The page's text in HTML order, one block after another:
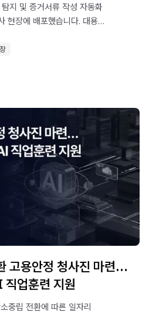
지 및 증거서류 작성 자동화
현장에 배포했습니다. 대용량
획입니다.
고용안정 청사진 마련…
업훈련 지원
중립 전환에 따른 일자리